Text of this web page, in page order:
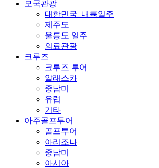
모국관광
대한민국_내륙일주
제주도
울릉도 일주
의료관광
크루즈
크루즈 투어
알래스카
중남미
유럽
기타
아주골프투어
골프투어
아리조나
중남미
아시아